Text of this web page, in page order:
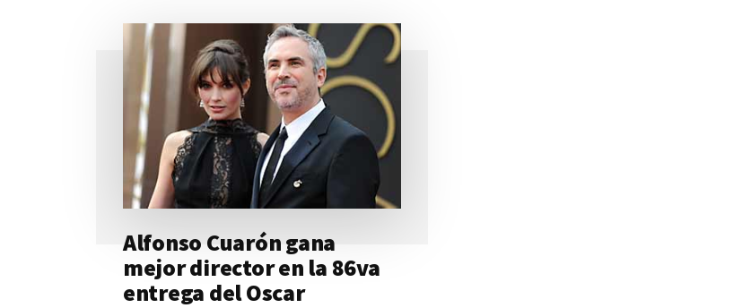
Alfonso Cuarón gana
mejor director en la 86va
entrega del Oscar